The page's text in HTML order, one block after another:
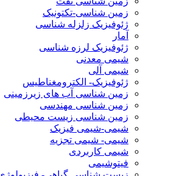
زمین شناسی-تکتونیک
ژئوفیزیک زلزله شناسی
آمار
ژئوفیزیک لرزه شناسی
شیمی معدنی
شیمی آلی
ژئوفیزیک- الکترومغناطیس
زمین شناسی آب های زیرزمینی
زمین شناسی مهندسی
زمین شناسی زیست محیطی
شیمی-شیمی فیزیک
شیمی- شیمی تجزیه
شیمی کاربردی
فیتوشیمی